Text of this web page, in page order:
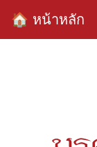
🏠 หน้าหลัก